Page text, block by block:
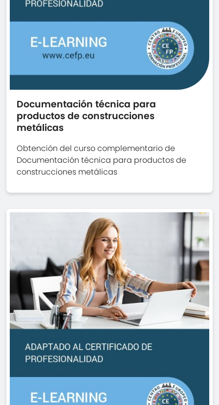
Documentación técnica para
productos de construcciones
metálicas
Obtención del curso complementario de
Documentación técnica para productos de
construcciones metálicas